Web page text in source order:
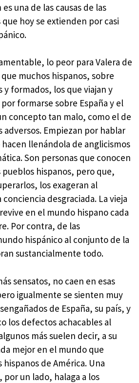
una de las causas de las
hoy se extienden por casi
lo peor para Valera de
muchos hispanos, sobre
y formados, los que viajan y
formarse sobre España y el
concepto tan malo, como el de
adversos. Empiezan por hablar
llenándola de anglicismos
Son personas que conocen
hispanos, pero que,
los exageran al
desgraciada. La vieja
en el mundo hispano cada
Por contra, de las
hispánico al conjunto de la
sustancialmente todo.
sensatos, no caen en esas
igualmente se sienten muy
de España, su país, y
los defectos achacables al
más suelen decir, a su
mejor en el mundo que
hispanos de América. Una
un lado, halaga a los